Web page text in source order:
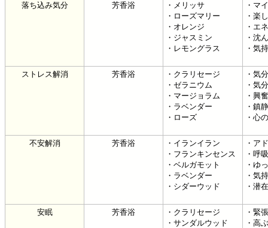
落ち込み気分 芳香浴
・メリッサ
・ローズマリー
・オレンジ
・ジャスミン
・レモングラス
・マ
・楽
・エ
・沈
・気
ストレス解消 芳香浴
・クラリセージ
・ゼラニウム
・マージョラム
・ラベンダー
・ローズ
・気
・気
・興
・鎮
・心
不安解消 芳香浴
・イランイラン
・フランキンセンス
・ベルガモット
・ラベンダー
・シダーウッド
・ア
・呼
・ゆ
・気
・潜
安眠 芳香浴
・クラリセージ
・サンダルウッド
・緊
・高